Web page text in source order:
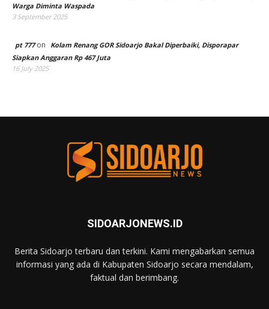
Warga Diminta Waspada
3 September 2025
pt 777on
Kolam Renang GOR Sidoarjo Bakal Diperbaiki, Disporapar
Siapkan Anggaran Rp 467 Juta
16 July 2025
SIDOARJONEWS.ID
Berita Sidoarjo terbaru dan terkini. Kami mengabarkan semua
informasi yang ada di Kabupaten Sidoarjo secara mendalam,
faktual dan berimbang.